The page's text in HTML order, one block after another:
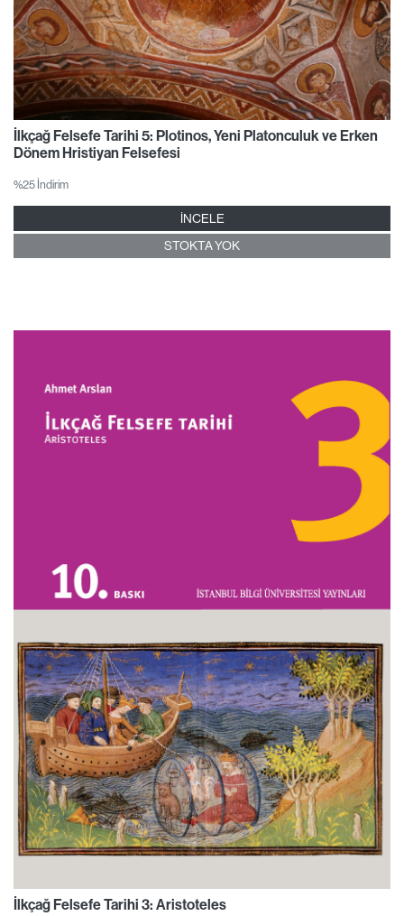
İlkçağ Felsefe Tarihi 5: Plotinos, Yeni Platonculuk ve Erken
Dönem Hristiyan Felsefesi
%25 İndirim
İNCELE
STOKTA YOK
İlkçağ Felsefe Tarihi 3: Aristoteles